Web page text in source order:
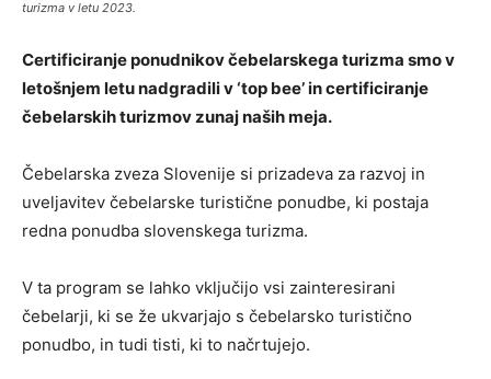
turizma v letu 2023.
Certificiranje ponudnikov čebelarskega turizma smo v
letošnjem letu nadgradili v ‘top bee’ in certificiranje
čebelarskih turizmov zunaj naših meja.
Čebelarska zveza Slovenije si prizadeva za razvoj in
uveljavitev čebelarske turistične ponudbe, ki postaja
redna ponudba slovenskega turizma.
V ta program se lahko vključijo vsi zainteresirani
čebelarji, ki se že ukvarjajo s čebelarsko turistično
ponudbo, in tudi tisti, ki to načrtujejo.